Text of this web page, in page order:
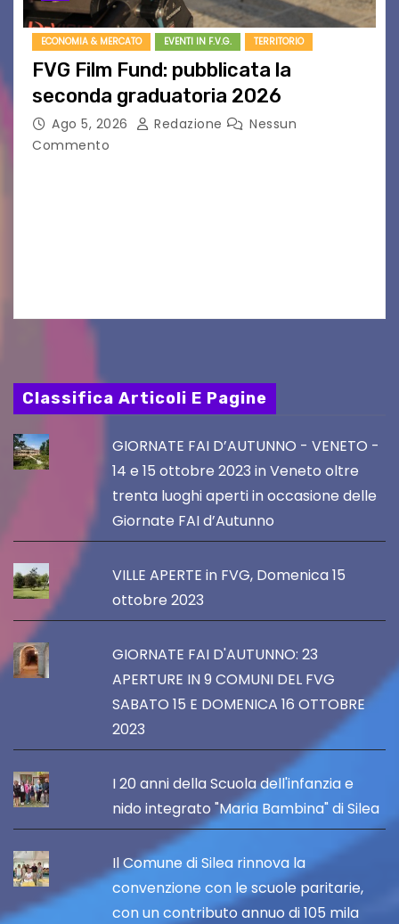
ECONOMIA & MERCATO EVENTI IN F.V.G. TERRITORIO
FVG Film Fund: pubblicata la
seconda graduatoria 2026
Ago 5, 2026 Redazione
Nessun
Commento
Classifica Articoli E Pagine
GIORNATE FAI D’AUTUNNO - VENETO -
14 e 15 ottobre 2023 in Veneto oltre
trenta luoghi aperti in occasione delle
Giornate FAI d’Autunno
VILLE APERTE in FVG, Domenica 15
ottobre 2023
GIORNATE FAI D'AUTUNNO: 23
APERTURE IN 9 COMUNI DEL FVG
SABATO 15 E DOMENICA 16 OTTOBRE
2023
I 20 anni della Scuola dell'infanzia e
nido integrato "Maria Bambina" di Silea
Il Comune di Silea rinnova la
convenzione con le scuole paritarie,
con un contributo annuo di 105 mila